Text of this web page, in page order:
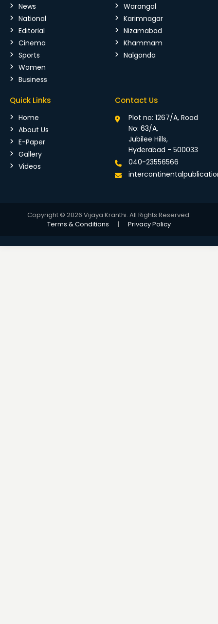
News
National
Editorial
Cinema
Sports
Women
Business
Warangal
Karimnagar
Nizamabad
Khammam
Nalgonda
Quick Links
Home
About Us
E-Paper
Gallery
Videos
Contact Us
Plot no: 1267/A, Road
No: 63/A,
Jubilee Hills,
Hyderabad - 500033
040-23556566
Copyright © 2026 Vijaya Kranthi. All Rights Reserved.
Terms & Conditions
| Privacy Policy